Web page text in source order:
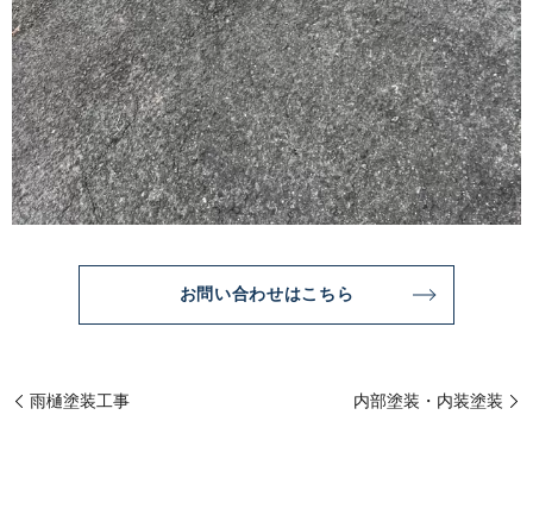
お問い合わせはこちら
雨樋塗装工事 内部塗装・内装塗装